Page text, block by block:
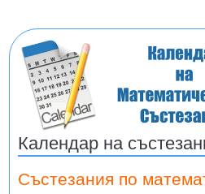
Календар на
Състезания по